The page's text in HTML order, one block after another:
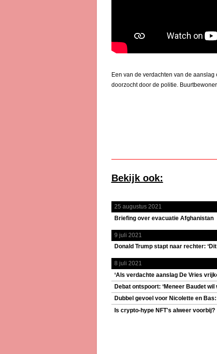
Een van de verdachten van de
doorzocht door de politie.
Bekijk ook:
25 augustus 2021
Briefing over evacuatie Afghanistan
9 juli 2021
Donald Trump stapt naar rechter:
8 juli 2021
‘Als verdachte aanslag De Vries
Debat ontspoort: ‘Meneer Baudet wil
Dubbel gevoel voor Nicolette en
Is crypto-hype NFT's alweer voorbij?